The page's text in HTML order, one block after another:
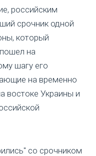
российским
срочник одной
который
на
шагу его
на временно
востоке Украины и
со срочником